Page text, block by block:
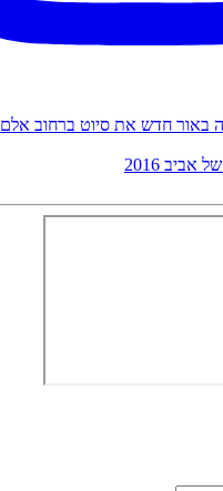
באור חדש את סיוט ברחוב אלם
2016